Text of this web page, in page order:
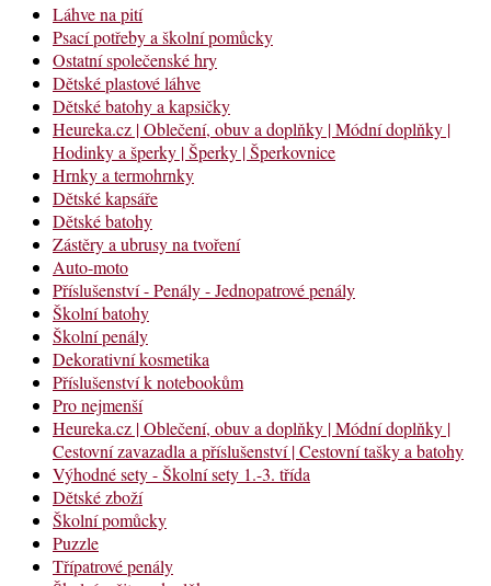
Láhve na pití
Psací potřeby a školní pomůcky
Ostatní společenské hry
Dětské plastové láhve
Dětské batohy a kapsičky
Heureka.cz | Oblečení, obuv a doplňky | Módní doplňky |
Hodinky a šperky | Šperky | Šperkovnice
Hrnky a termohrnky
Dětské kapsáře
Dětské batohy
Zástěry a ubrusy na tvoření
Auto-moto
Příslušenství - Penály - Jednopatrové penály
Školní batohy
Školní penály
Dekorativní kosmetika
Příslušenství k notebookům
Pro nejmenší
Heureka.cz | Oblečení, obuv a doplňky | Módní doplňky |
Cestovní zavazadla a příslušenství | Cestovní tašky a batohy
Výhodné sety - Školní sety 1.-3. třída
Dětské zboží
Školní pomůcky
Puzzle
Třípatrové penály